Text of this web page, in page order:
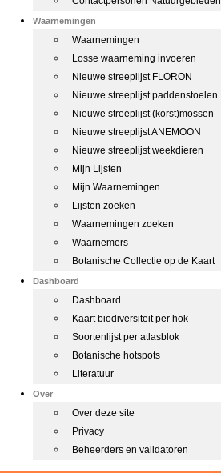
Waarnemingen
Waarnemingen
Losse waarneming invoeren
Nieuwe streeplijst FLORON
Nieuwe streeplijst paddenstoelen
Nieuwe streeplijst (korst)mossen
Nieuwe streeplijst ANEMOON
Nieuwe streeplijst weekdieren
Mijn Lijsten
Mijn Waarnemingen
Lijsten zoeken
Waarnemingen zoeken
Waarnemers
Botanische Collectie op de Kaart
Dashboard
Dashboard
Kaart biodiversiteit per hok
Soortenlijst per atlasblok
Botanische hotspots
Literatuur
Over
Over deze site
Privacy
Beheerders en validatoren